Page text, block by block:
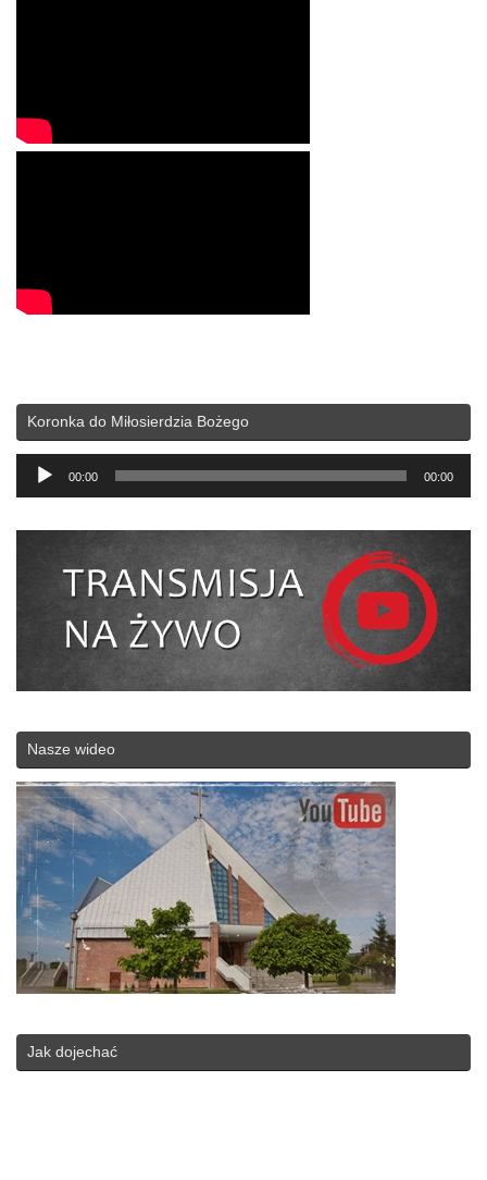
Koronka do Miłosierdzia Bożego
Odtwarzacz
plików
00:00 00:00
Nasze wideo
Jak dojechać